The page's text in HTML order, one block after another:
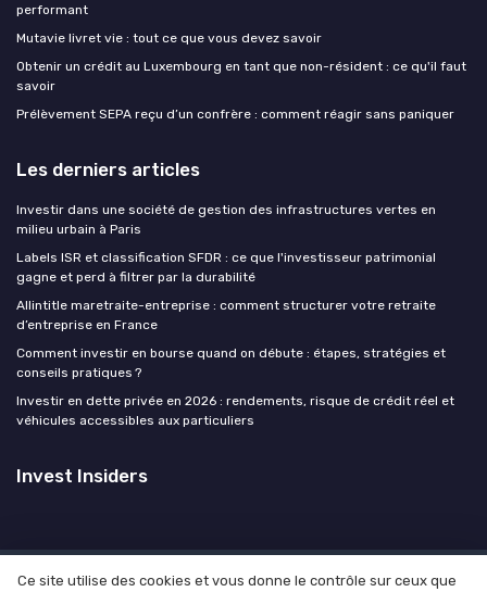
performant
Mutavie livret vie : tout ce que vous devez savoir
Obtenir un crédit au Luxembourg en tant que non-résident : ce qu'il faut
savoir
Prélèvement SEPA reçu d’un confrère : comment réagir sans paniquer
Les derniers articles
Investir dans une société de gestion des infrastructures vertes en
milieu urbain à Paris
Labels ISR et classification SFDR : ce que l'investisseur patrimonial
gagne et perd à filtrer par la durabilité
Allintitle maretraite-entreprise : comment structurer votre retraite
d’entreprise en France
Comment investir en bourse quand on débute : étapes, stratégies et
conseils pratiques ?
Investir en dette privée en 2026 : rendements, risque de crédit réel et
véhicules accessibles aux particuliers
Invest Insiders
Mentions légales Politique de confidentialité Devis
Ce site utilise des cookies et vous donne le contrôle sur ceux que